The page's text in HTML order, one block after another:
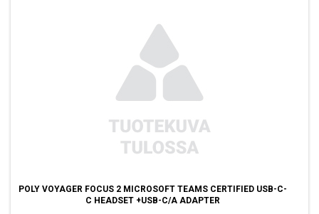
POLY VOYAGER FOCUS 2 MICROSOFT TEAMS CERTIFIED USB-C-
C HEADSET +USB-C/A ADAPTER